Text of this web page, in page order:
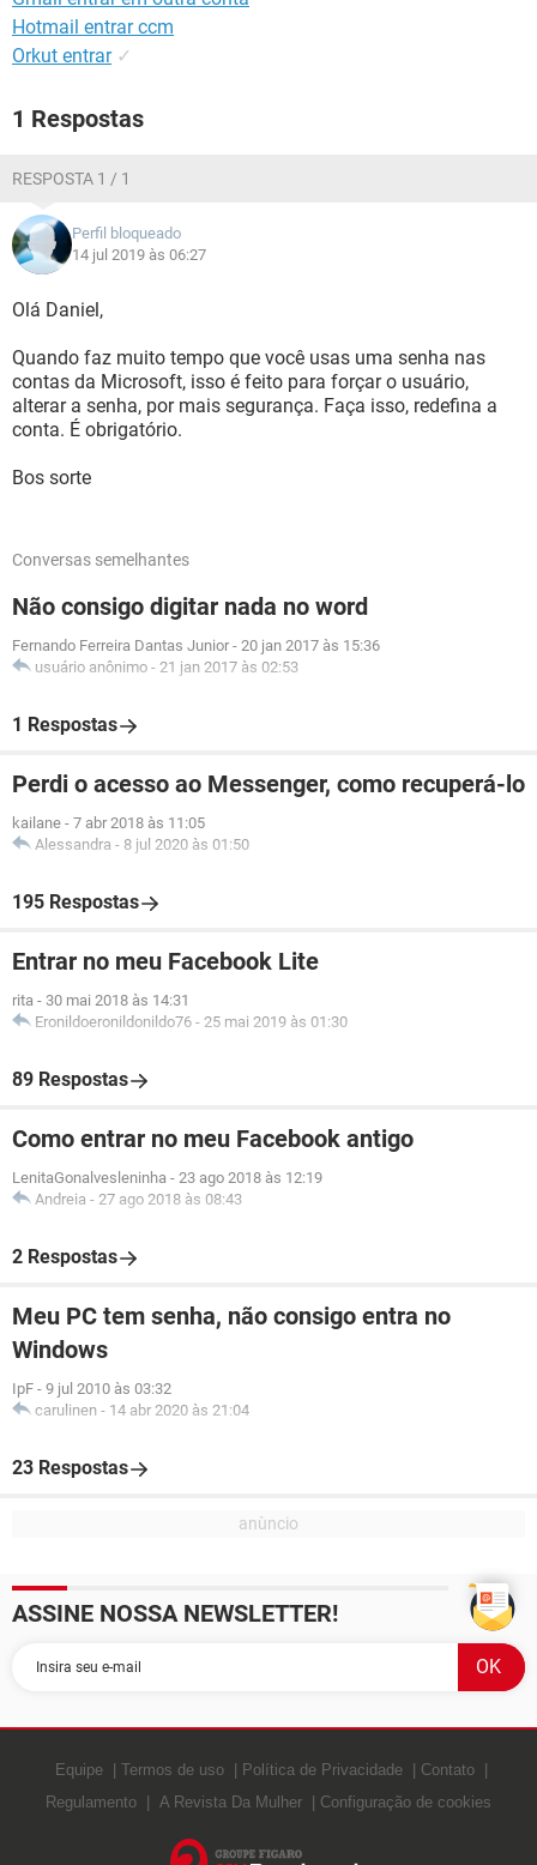
Hotmail entrar ccm
Orkut entrar ✓
1 Respostas
RESPOSTA 1 / 1
Perfil bloqueado
14 jul 2019 às 06:27
Olá Daniel,
Quando faz muito tempo que você usas uma senha nas
contas da Microsoft, isso é feito para forçar o usuário,
alterar a senha, por mais segurança. Faça isso, redefina a
conta. É obrigatório.
Bos sorte
Conversas semelhantes
Não consigo digitar nada no word
Fernando Ferreira Dantas Junior - 20 jan 2017 às 15:36
usuário anônimo - 21 jan 2017 às 02:53
1 Respostas
Perdi o acesso ao Messenger, como recuperá-lo
kailane - 7 abr 2018 às 11:05
Alessandra - 8 jul 2020 às 01:50
195 Respostas
Entrar no meu Facebook Lite
rita - 30 mai 2018 às 14:31
Eronildoeronildonildo76 - 25 mai 2019 às 01:30
89 Respostas
Como entrar no meu Facebook antigo
LenitaGonalvesleninha - 23 ago 2018 às 12:19
Andreia - 27 ago 2018 às 08:43
2 Respostas
Meu PC tem senha, não consigo entra no
Windows
IpF - 9 jul 2010 às 03:32
carulinen - 14 abr 2020 às 21:04
23 Respostas
ASSINE NOSSA NEWSLETTER!
Equipe Termos de uso Política de Privacidade
Contato
Regulamento
A Revista Da Mulher Configuração de cookies